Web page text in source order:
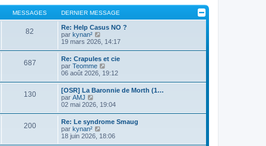
MESSAGES DERNIER MESSAGE
82
Re: Help Casus NO ?
par kynan²
u
l
t
e
r
e
d
e
r
n
i
19 mars 2026, 14:17
687
Re: Crapules et cie
par Teomme
o
u
l
t
e
r
e
d
06 août 2026, 19:12
130
[OSR] La Baronnie de Morth (1…
par AMJ
o
s
u
l
t
02 mai 2026, 19:04
200
Re: Le syndrome Smaug
par kynan²
o
18 juin 2026, 18:06